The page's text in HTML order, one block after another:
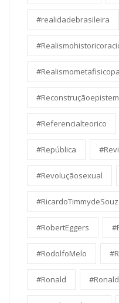
#realidadebrasileira
#Referencialteorico
#República
#Revoluçãosexual
#RobertEggers
#RodolfoMelo
#Ronald